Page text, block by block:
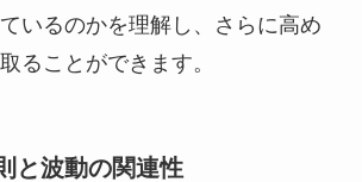
いるのかを理解し、さらに高め
ることができます。
と波動の関連性